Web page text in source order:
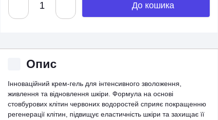
До кошика
Опис
Інноваційний крем-гель для інтенсивного зволоження,
живлення та відновлення шкіри. Формула на основі
стовбурових клітин червоних водоростей сприяє покращенню
регенерації клітин, підвищує еластичність шкіри та захищає її